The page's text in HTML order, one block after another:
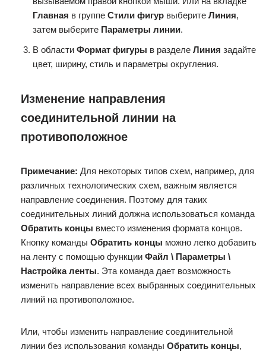
Главная в группе Стили фигур выберите Линия,
затем выберите Параметры линии.
В области Формат фигуры в разделе Линия задайте
цвет, ширину, стиль и параметры округления.
Изменение направления
соединительной линии на
противоположное
Примечание: Для некоторых типов схем, например, для
различных технологических схем, важным является
направление соединения. Поэтому для таких
соединительных линий должна использоваться команда
Обратить концы вместо изменения формата концов.
Кнопку команды Обратить концы можно легко добавить
на ленту с помощью функции Файл \ Параметры \
Настройка ленты. Эта команда дает возможность
изменить направление всех выбранных соединительных
линий на противоположное.
Или, чтобы изменить направление соединительной
линии без использования команды Обратить концы,